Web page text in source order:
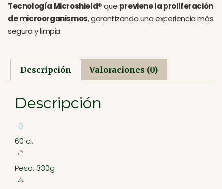
Tecnología Microshield®que previene la proliferación
de microorganismos, garantizando una experiencia más
segura y limpia.
Descripción Valoraciones (0)
Descripción
60 cl.
Peso: 330g